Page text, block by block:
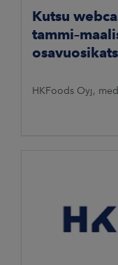
Kutsu
HKFoods Oyj,